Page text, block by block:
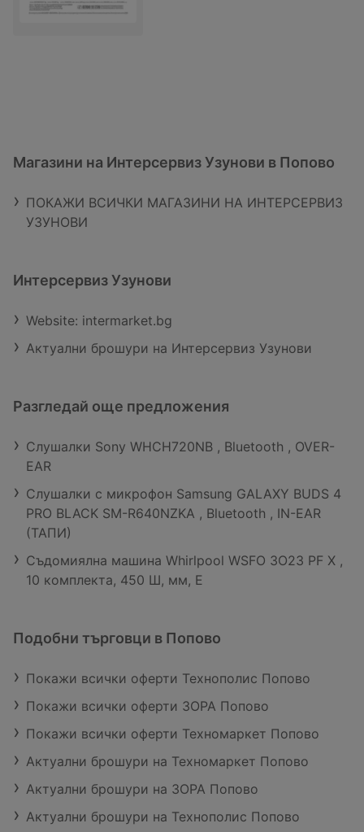
Магазини на Интерсервиз Узунови в Попово
ПОКАЖИ ВСИЧКИ МАГАЗИНИ НА ИНТЕРСЕРВИЗ
УЗУНОВИ
Интерсервиз Узунови
Website: intermarket.bg
Актуални брошури на Интерсервиз Узунови
Разгледай още предложения
Слушалки Sony WHCH720NB , Bluetooth , OVER-
EAR
Слушалки с микрофон Samsung GALAXY BUDS 4
PRO BLACK SM-R640NZKA , Bluetooth , IN-EAR
(ТАПИ)
Съдомиялна машина Whirlpool WSFO 3O23 PF X ,
10 комплекта, 450 Ш, мм, E
Подобни търговци в Попово
Покажи всички оферти Технополис Попово
Покажи всички оферти ЗОРА Попово
Покажи всички оферти Техномаркет Попово
Актуални брошури на Техномаркет Попово
Актуални брошури на ЗОРА Попово
Актуални брошури на Технополис Попово